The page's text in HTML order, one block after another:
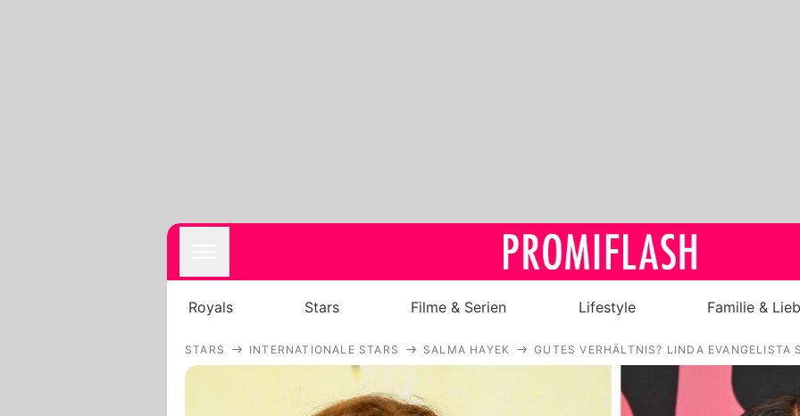
Royals
Royals Stars Filme & Serien Lifestyle Familie &
STARS INTERNATIONALE STARS SALMA HAYEK GUTES VERHÄLTNIS? LINDA EVANGELISTA